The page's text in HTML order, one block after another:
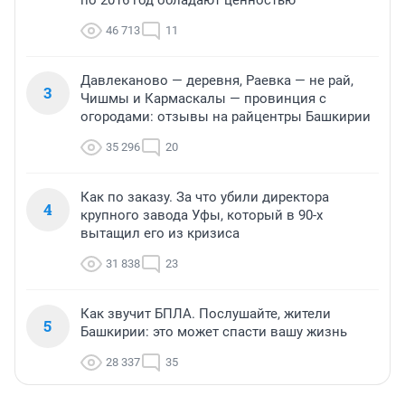
46 713 11
3
Давлеканово — деревня, Раевка — не рай,
Чишмы и Кармаскалы — провинция с
огородами: отзывы на райцентры Башкирии
35 296 20
4
Как по заказу. За что убили директора
крупного завода Уфы, который в 90-х
вытащил его из кризиса
31 838 23
5
Как звучит БПЛА. Послушайте, жители
Башкирии: это может спасти вашу жизнь
28 337 35